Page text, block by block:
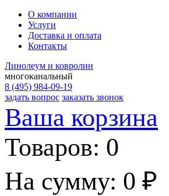
О компании
Услуги
Доставка и оплата
Контакты
Линолеум и ковролин
многоканальный
8 (495) 984-09-19
задать вопрос заказать звонок
Ваша корзина
Товаров: 0
На сумму: 0 ₽